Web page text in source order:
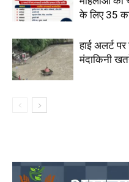
के लिए 35
हाई अलर्ट
मंदाकिनी